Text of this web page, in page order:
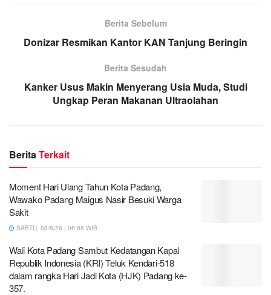
Berita Sebelum
Donizar Resmikan Kantor KAN Tanjung Beringin
Berita Sesudah
Kanker Usus Makin Menyerang Usia Muda, Studi
Ungkap Peran Makanan Ultraolahan
BeritaTerkait
Moment Hari Ulang Tahun Kota Padang,
Wawako Padang Maigus Nasir Besuki Warga
Sakit
SABTU, 08/8/26 | 06:08 WIB
Wali Kota Padang Sambut Kedatangan Kapal
Republik Indonesia (KRI) Teluk Kendari-518
dalam rangka Hari Jadi Kota (HJK) Padang ke-
357.